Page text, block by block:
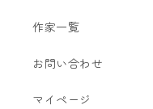
作家一覧
お問い合わせ
マイページ